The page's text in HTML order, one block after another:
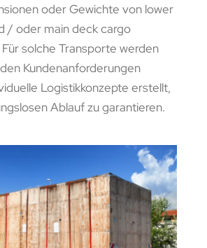
oder Gewichte von lower
/ oder main deck cargo
solche Transporte werden
Kundenanforderungen
Logistikkonzepte erstellt,
Ablauf zu garantieren.